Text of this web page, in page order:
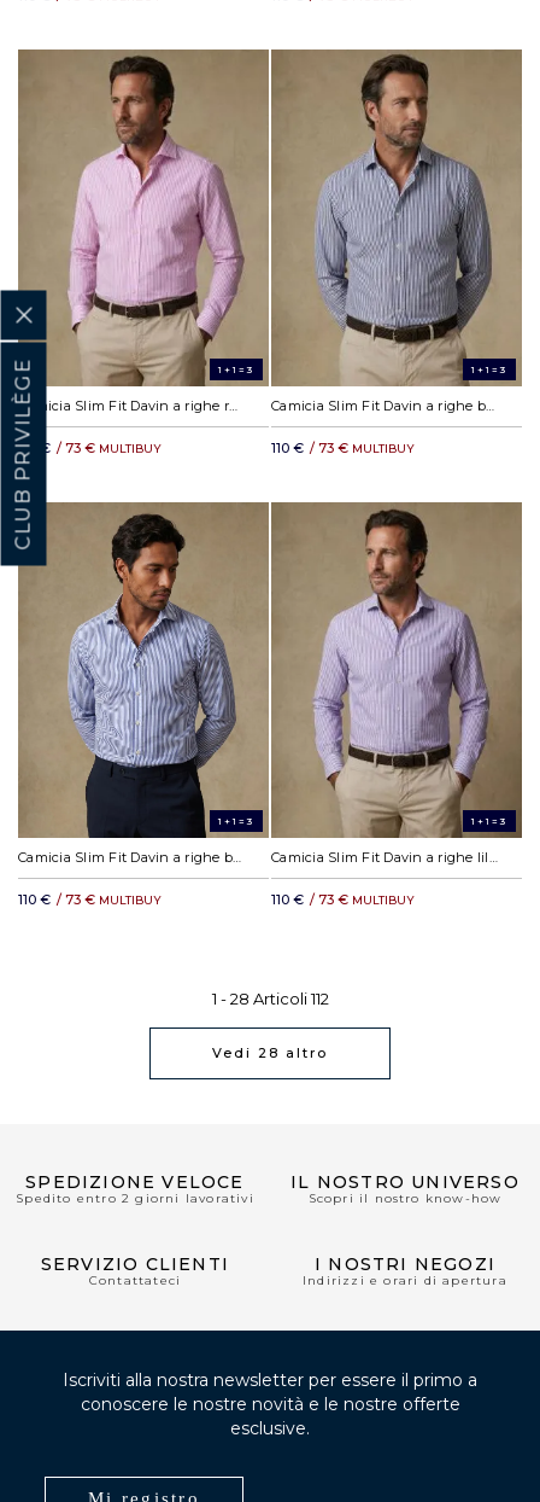
1+1=3
110 € / 73 € MULTIBUY
1+1=3
110 € / 73 € MULTIBUY
1+1=3
Camicia Slim Fit Davin a righe blu
110 € / 73 € MULTIBUY
1+1=3
Camicia Slim Fit Davin a righe lilla
110 € / 73 € MULTIBUY
1 -28 Articoli112
Vedi28 altro
SPEDIZIONE VELOCE
Spedito entro 2 giorni lavorativi
IL NOSTRO UNIVERSO
Scopri il nostro know-how
SERVIZIO CLIENTI
Contattateci
I NOSTRI NEGOZI
Indirizzi e orari di apertura
Iscriviti alla nostra newsletter per essere il primo a
conoscere le nostre novità e le nostre offerte
esclusive.
CLUB PRIVILÈGE